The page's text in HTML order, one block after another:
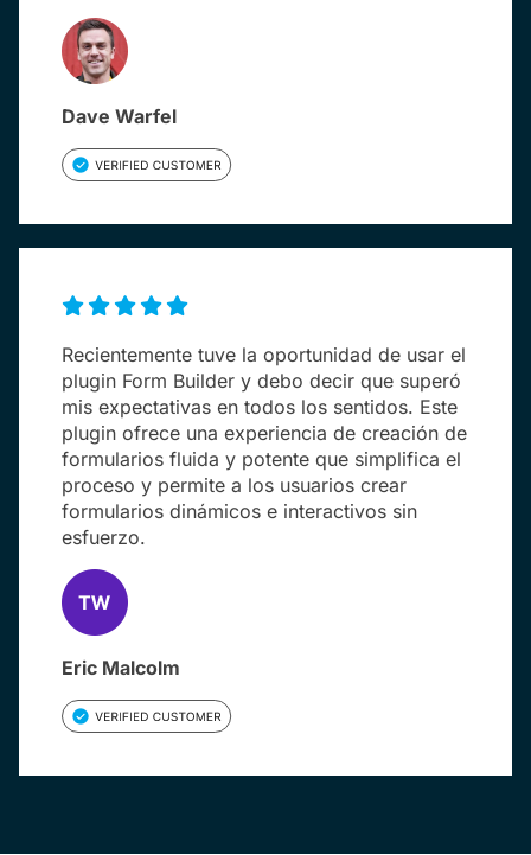
Dave Warfel
Recientemente tuve la oportunidad de usar el
plugin Form Builder y debo decir que superó
mis expectativas en todos los sentidos. Este
plugin ofrece una experiencia de creación de
formularios fluida y potente que simplifica el
proceso y permite a los usuarios crear
formularios dinámicos e interactivos sin
esfuerzo.
Eric Malcolm